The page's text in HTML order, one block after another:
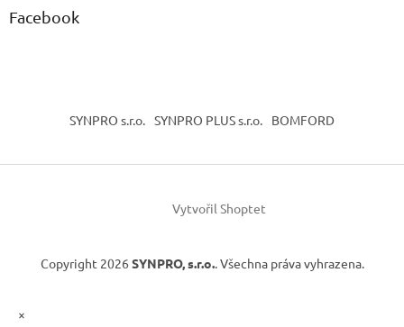
Facebook
SYNPRO s.r.o. SYNPRO PLUS s.r.o. BOMFORD
Vytvořil Shoptet
Copyright 2026 SYNPRO, s.r.o.. Všechna práva vyhrazena.
×